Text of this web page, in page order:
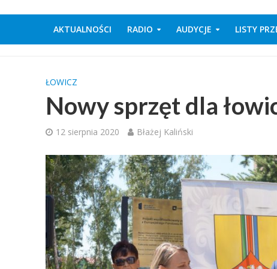
AKTUALNOŚCI RADIO AUDYCJE LISTY
ŁOWICZ
Nowy sprzęt dla
12 sierpnia 2020 Błażej Kaliński